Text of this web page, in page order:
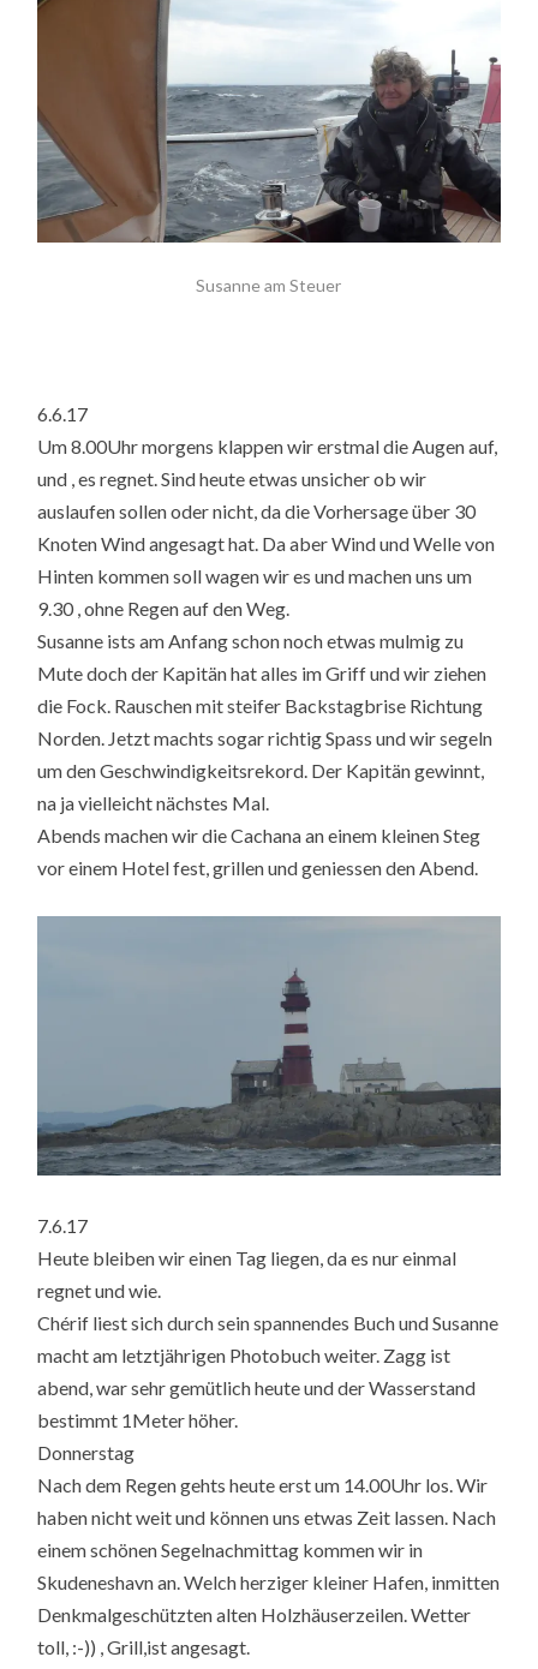
Susanne am Steuer
6.6.17
Um 8.00Uhr morgens klappen wir erstmal die Augen auf,
und , es regnet. Sind heute etwas unsicher ob wir
auslaufen sollen oder nicht, da die Vorhersage über 30
Knoten Wind angesagt hat. Da aber Wind und Welle von
Hinten kommen soll wagen wir es und machen uns um
9.30 , ohne Regen auf den Weg.
Susanne ists am Anfang schon noch etwas mulmig zu
Mute doch der Kapitän hat alles im Griff und wir ziehen
die Fock. Rauschen mit steifer Backstagbrise Richtung
Norden. Jetzt machts sogar richtig Spass und wir segeln
um den Geschwindigkeitsrekord. Der Kapitän gewinnt,
na ja vielleicht nächstes Mal.
Abends machen wir die Cachana an einem kleinen Steg
vor einem Hotel fest, grillen und geniessen den Abend.
7.6.17
Heute bleiben wir einen Tag liegen, da es nur einmal
regnet und wie.
Chérif liest sich durch sein spannendes Buch und Susanne
macht am letztjährigen Photobuch weiter. Zagg ist
abend, war sehr gemütlich heute und der Wasserstand
bestimmt 1Meter höher.
Donnerstag
Nach dem Regen gehts heute erst um 14.00Uhr los. Wir
haben nicht weit und können uns etwas Zeit lassen. Nach
einem schönen Segelnachmittag kommen wir in
Skudeneshavn an. Welch herziger kleiner Hafen, inmitten
Denkmalgeschützten alten Holzhäuserzeilen. Wetter
toll, :-)) , Grill,ist angesagt.